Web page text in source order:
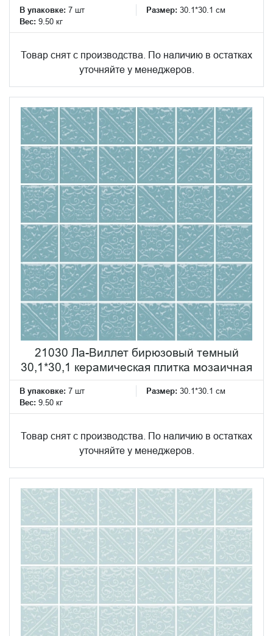
В упаковке: 7 шт Размер: 30.1*30.1 см
Вес: 9.50 кг
Товар снят с производства. По наличию в остатках
уточняйте у менеджеров.
21030 Ла-Виллет бирюзовый темный
30,1*30,1 керамическая плитка мозаичная
В упаковке: 7 шт Размер: 30.1*30.1 см
Вес: 9.50 кг
Товар снят с производства. По наличию в остатках
уточняйте у менеджеров.